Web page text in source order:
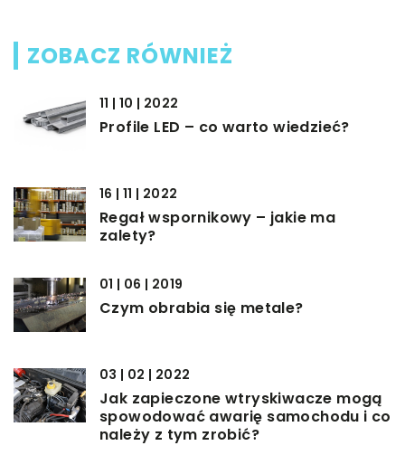
ZOBACZ RÓWNIEŻ
11 | 10 | 2022
Profile LED – co warto wiedzieć?
16 | 11 | 2022
Regał wspornikowy – jakie ma
zalety?
01 | 06 | 2019
Czym obrabia się metale?
03 | 02 | 2022
Jak zapieczone wtryskiwacze mogą
spowodować awarię samochodu i co
należy z tym zrobić?